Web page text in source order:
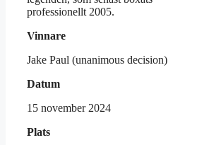
professionellt 2005.
Vinnare
Jake Paul (unanimous decision)
Datum
15 november 2024
Plats